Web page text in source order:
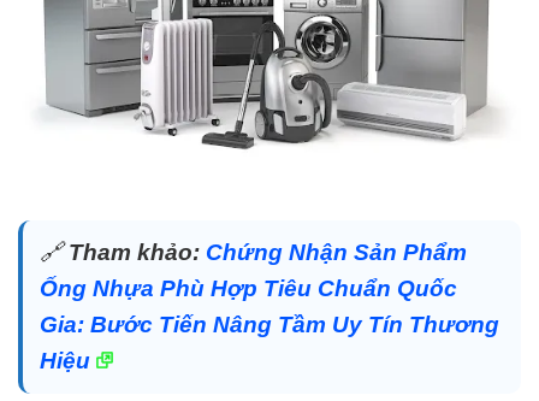
🔗Tham khảo: Chứng Nhận Sản Phẩm
Ống Nhựa Phù Hợp Tiêu Chuẩn Quốc
Gia: Bước Tiến Nâng Tầm Uy Tín Thương
Hiệu